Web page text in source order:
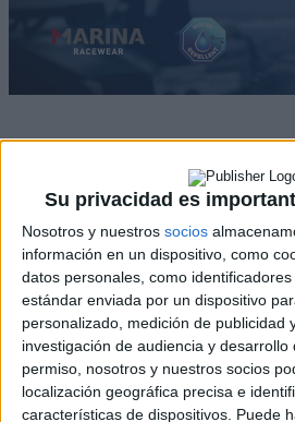
Su privacidad es
Nosotros y nuestros socios
información en un dispositivo, como
datos personales, como
estándar enviada por un dispositivo
personalizado, medición de publicidad
investigación de audiencia y desarrollo
permiso, nosotros y nuestros socios
localización geográfica precisa e
características de dispositivos. Puede
WRC
S-CER
ERC
CERA
CERT
Internacionales
Campeonatos
Históricos
Dakar
RallyCross